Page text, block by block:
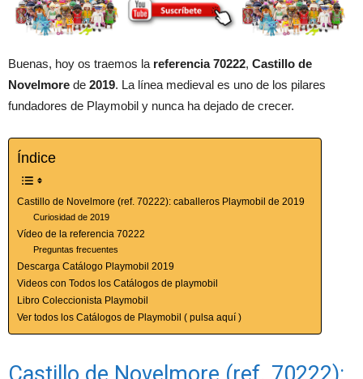
Buenas, hoy os traemos la referencia 70222, Castillo de
Novelmore de 2019. La línea medieval es uno de los pilares
fundadores de Playmobil y nunca ha dejado de crecer.
Índice
Castillo de Novelmore (ref. 70222): caballeros Playmobil de 2019
Curiosidad de 2019
Vídeo de la referencia 70222
Preguntas frecuentes
Descarga Catálogo Playmobil 2019
Videos con Todos los Catálogos de playmobil
Libro Coleccionista Playmobil
Ver todos los Catálogos de Playmobil ( pulsa aquí )